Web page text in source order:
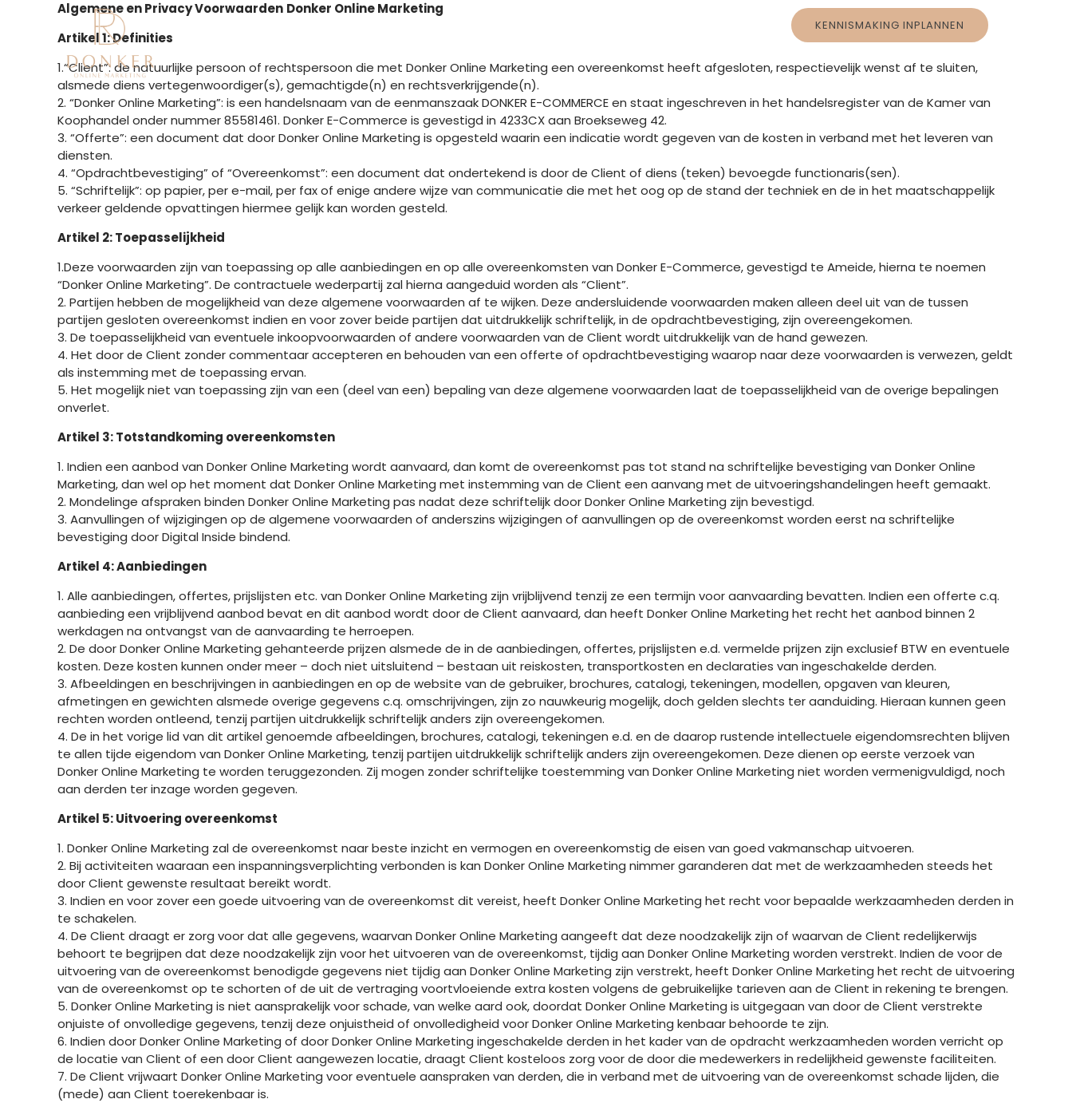
KENNISMAKING INPLANNEN
Algemene en Privacy Voorwaarden Donker Online Marketing
Artikel 1: Definities
1.“Client”: de natuurlijke persoon of rechtspersoon die met Donker Online Marketing een overeenkomst heeft afgesloten, respectievelijk wenst af te sluiten,
alsmede diens vertegenwoordiger(s), gemachtigde(n) en rechtsverkrijgende(n).
2. “Donker Online Marketing”: is een handelsnaam van de eenmanszaak DONKER E-COMMERCE en staat ingeschreven in het handelsregister van de Kamer van
Koophandel onder nummer 85581461. Donker E-Commerce is gevestigd in 4233CX aan Broekseweg 42.
3. “Offerte”: een document dat door Donker Online Marketing is opgesteld waarin een indicatie wordt gegeven van de kosten in verband met het leveren van
diensten.
4. “Opdrachtbevestiging” of “Overeenkomst”: een document dat ondertekend is door de Client of diens (teken) bevoegde functionaris(sen).
5. “Schriftelijk”: op papier, per e-mail, per fax of enige andere wijze van communicatie die met het oog op de stand der techniek en de in het maatschappelijk
verkeer geldende opvattingen hiermee gelijk kan worden gesteld.
Artikel 2: Toepasselijkheid
1.Deze voorwaarden zijn van toepassing op alle aanbiedingen en op alle overeenkomsten van Donker E-Commerce, gevestigd te Ameide, hierna te noemen
“Donker Online Marketing”. De contractuele wederpartij zal hierna aangeduid worden als “Client”.
2. Partijen hebben de mogelijkheid van deze algemene voorwaarden af te wijken. Deze andersluidende voorwaarden maken alleen deel uit van de tussen
partijen gesloten overeenkomst indien en voor zover beide partijen dat uitdrukkelijk schriftelijk, in de opdrachtbevestiging, zijn overeengekomen.
3. De toepasselijkheid van eventuele inkoopvoorwaarden of andere voorwaarden van de Client wordt uitdrukkelijk van de hand gewezen.
4. Het door de Client zonder commentaar accepteren en behouden van een offerte of opdrachtbevestiging waarop naar deze voorwaarden is verwezen, geldt
als instemming met de toepassing ervan.
5. Het mogelijk niet van toepassing zijn van een (deel van een) bepaling van deze algemene voorwaarden laat de toepasselijkheid van de overige bepalingen
onverlet.
Artikel 3: Totstandkoming overeenkomsten
1. Indien een aanbod van Donker Online Marketing wordt aanvaard, dan komt de overeenkomst pas tot stand na schriftelijke bevestiging van Donker Online
Marketing, dan wel op het moment dat Donker Online Marketing met instemming van de Client een aanvang met de uitvoeringshandelingen heeft gemaakt.
2. Mondelinge afspraken binden Donker Online Marketing pas nadat deze schriftelijk door Donker Online Marketing zijn bevestigd.
3. Aanvullingen of wijzigingen op de algemene voorwaarden of anderszins wijzigingen of aanvullingen op de overeenkomst worden eerst na schriftelijke
bevestiging door Digital Inside bindend.
Artikel 4: Aanbiedingen
1. Alle aanbiedingen, offertes, prijslijsten etc. van Donker Online Marketing zijn vrijblijvend tenzij ze een termijn voor aanvaarding bevatten. Indien een offerte c.q.
aanbieding een vrijblijvend aanbod bevat en dit aanbod wordt door de Client aanvaard, dan heeft Donker Online Marketing het recht het aanbod binnen 2
werkdagen na ontvangst van de aanvaarding te herroepen.
2. De door Donker Online Marketing gehanteerde prijzen alsmede de in de aanbiedingen, offertes, prijslijsten e.d. vermelde prijzen zijn exclusief BTW en eventuele
kosten. Deze kosten kunnen onder meer – doch niet uitsluitend – bestaan uit reiskosten, transportkosten en declaraties van ingeschakelde derden.
3. Afbeeldingen en beschrijvingen in aanbiedingen en op de website van de gebruiker, brochures, catalogi, tekeningen, modellen, opgaven van kleuren,
afmetingen en gewichten alsmede overige gegevens c.q. omschrijvingen, zijn zo nauwkeurig mogelijk, doch gelden slechts ter aanduiding. Hieraan kunnen geen
rechten worden ontleend, tenzij partijen uitdrukkelijk schriftelijk anders zijn overeengekomen.
4. De in het vorige lid van dit artikel genoemde afbeeldingen, brochures, catalogi, tekeningen e.d. en de daarop rustende intellectuele eigendomsrechten blijven
te allen tijde eigendom van Donker Online Marketing, tenzij partijen uitdrukkelijk schriftelijk anders zijn overeengekomen. Deze dienen op eerste verzoek van
Donker Online Marketing te worden teruggezonden. Zij mogen zonder schriftelijke toestemming van Donker Online Marketing niet worden vermenigvuldigd, noch
aan derden ter inzage worden gegeven.
Artikel 5: Uitvoering overeenkomst
1. Donker Online Marketing zal de overeenkomst naar beste inzicht en vermogen en overeenkomstig de eisen van goed vakmanschap uitvoeren.
2. Bij activiteiten waaraan een inspanningsverplichting verbonden is kan Donker Online Marketing nimmer garanderen dat met de werkzaamheden steeds het
door Client gewenste resultaat bereikt wordt.
3. Indien en voor zover een goede uitvoering van de overeenkomst dit vereist, heeft Donker Online Marketing het recht voor bepaalde werkzaamheden derden in
te schakelen.
4. De Client draagt er zorg voor dat alle gegevens, waarvan Donker Online Marketing aangeeft dat deze noodzakelijk zijn of waarvan de Client redelijkerwijs
behoort te begrijpen dat deze noodzakelijk zijn voor het uitvoeren van de overeenkomst, tijdig aan Donker Online Marketing worden verstrekt. Indien de voor de
uitvoering van de overeenkomst benodigde gegevens niet tijdig aan Donker Online Marketing zijn verstrekt, heeft Donker Online Marketing het recht de uitvoering
van de overeenkomst op te schorten of de uit de vertraging voortvloeiende extra kosten volgens de gebruikelijke tarieven aan de Client in rekening te brengen.
5. Donker Online Marketing is niet aansprakelijk voor schade, van welke aard ook, doordat Donker Online Marketing is uitgegaan van door de Client verstrekte
onjuiste of onvolledige gegevens, tenzij deze onjuistheid of onvolledigheid voor Donker Online Marketing kenbaar behoorde te zijn.
6. Indien door Donker Online Marketing of door Donker Online Marketing ingeschakelde derden in het kader van de opdracht werkzaamheden worden verricht op
de locatie van Client of een door Client aangewezen locatie, draagt Client kosteloos zorg voor de door die medewerkers in redelijkheid gewenste faciliteiten.
7. De Client vrijwaart Donker Online Marketing voor eventuele aanspraken van derden, die in verband met de uitvoering van de overeenkomst schade lijden, die
(mede) aan Client toerekenbaar is.